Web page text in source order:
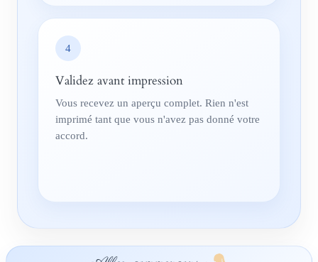
4
Validez avant impression
Vous recevez un aperçu complet. Rien n'est
imprimé tant que vous n'avez pas donné votre
accord.